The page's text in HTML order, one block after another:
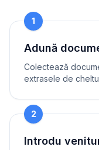
1
Adună
Colectează
extrasele de
2
Introdu